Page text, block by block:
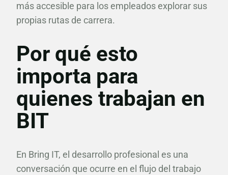
más accesible para los empleados explorar sus
propias rutas de carrera.
Por qué esto
importa para
quienes trabajan en
BIT
En Bring IT, el desarrollo profesional es una
conversación que ocurre en el flujo del trabajo